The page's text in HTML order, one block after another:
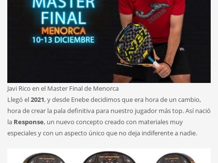
Javi Rico en el Master Final de Menorca
Llegó el2021, y desde Enebe decidimos que era hora de un cambio,
hora de crear la pala definitiva para nuestro jugador más top. Así nació
la Response, un nuevo concepto creado con materiales muy
especiales y con un aspecto único que no deja indiferente a nadie.